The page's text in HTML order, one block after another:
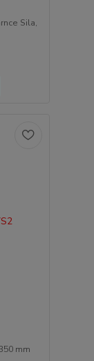
Sila,
mm